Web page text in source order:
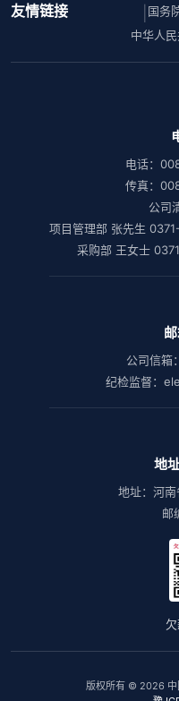
友情链接 国务
中华人
电话：
传真：
公司
项目管理部 张先生
采购部 王女士
公司信箱
纪检监督：
地
地址：河
邮
版权所有 © 2026 中